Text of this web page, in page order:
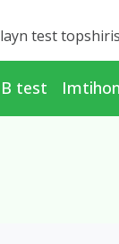
test
test